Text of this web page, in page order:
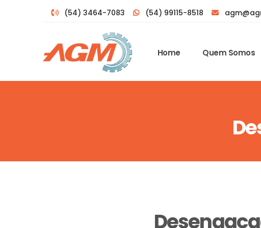
(54) 3464-7083 (54) 99115-8518
Home Quem Somos